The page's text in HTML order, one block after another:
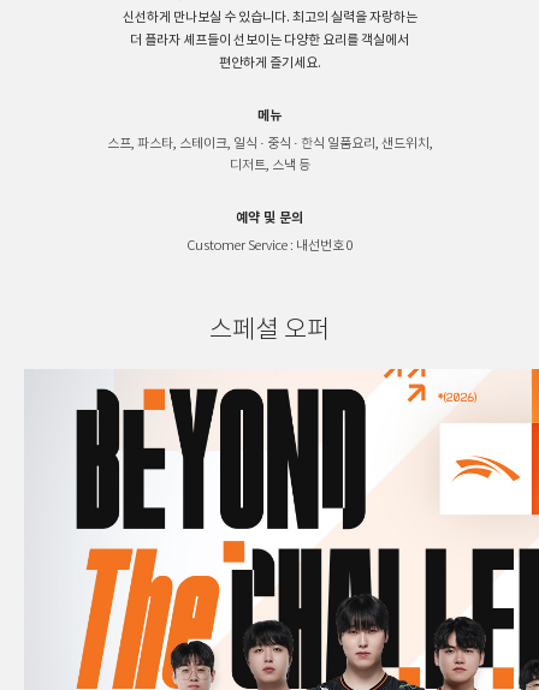
신선하게 만나보실 수 있습니다. 최고의 실력을 자랑하는
더 플라자 셰프들이 선보이는 다양한 요리를 객실에서
편안하게 즐기세요.
메뉴
스프, 파스타, 스테이크, 일식 · 중식 · 한식 일품요리, 샌드위치,
디저트, 스낵 등
예약 및 문의
Customer Service : 내선번호 0
스페셜 오퍼